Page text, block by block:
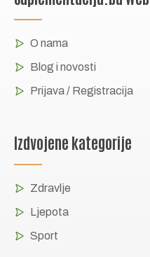
O nama
Blog i novosti
Prijava / Registracija
Izdvojene kategorije
Zdravlje
Ljepota
Sport